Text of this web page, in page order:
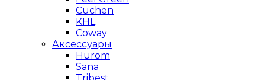
Cuchen
KHL
Coway
Аксессуары
Hurom
Sana